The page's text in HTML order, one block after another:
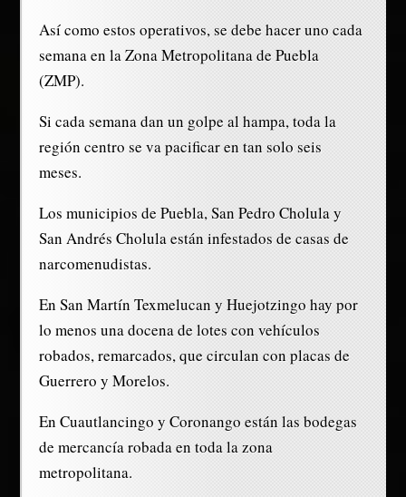
Así como estos operativos, se debe hacer uno cada
semana en la Zona Metropolitana de Puebla
(ZMP).
Si cada semana dan un golpe al hampa, toda la
región centro se va pacificar en tan solo seis
meses.
Los municipios de Puebla, San Pedro Cholula y
San Andrés Cholula están infestados de casas de
narcomenudistas.
En San Martín Texmelucan y Huejotzingo hay por
lo menos una docena de lotes con vehículos
robados, remarcados, que circulan con placas de
Guerrero y Morelos.
En Cuautlancingo y Coronango están las bodegas
de mercancía robada en toda la zona
metropolitana.